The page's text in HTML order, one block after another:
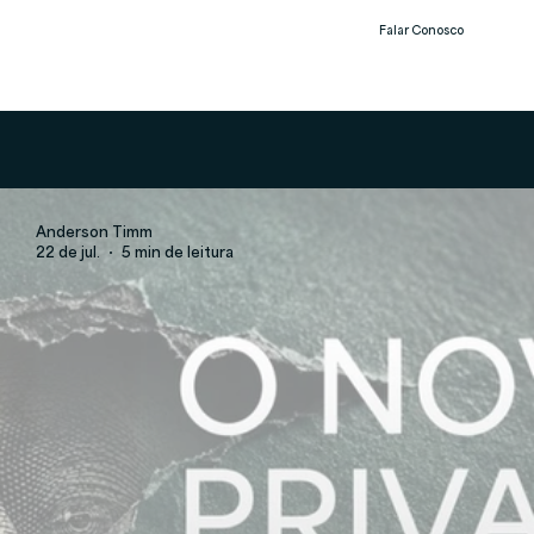
Falar Conosco
Anderson Timm
22 de jul.
5 min de leitura